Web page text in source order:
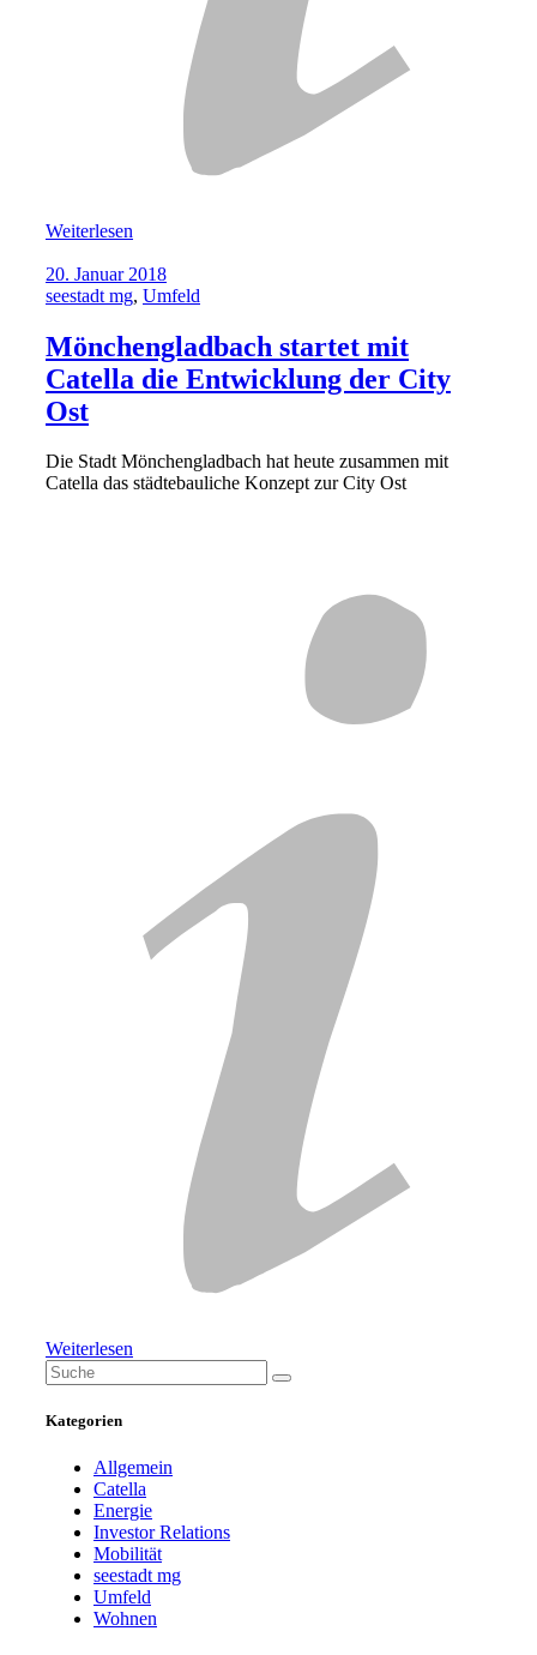
Weiterlesen
20. Januar 2018
seestadt mg, Umfeld
Mönchengladbach startet mit
Catella die Entwicklung der City
Ost
Die Stadt Mönchengladbach hat heute zusammen mit
Catella das städtebauliche Konzept zur City Ost
Weiterlesen
Search
for:
Kategorien
Allgemein
Catella
Energie
Investor Relations
Mobilität
seestadt mg
Umfeld
Wohnen